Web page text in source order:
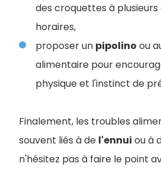
des croquettes à
horaires,
proposer un pipolino ou
alimentaire pour
physique et l'instinct de
Finalement, les troubles
souvent liés à de l'ennui ou à
n'hésitez pas à faire le point